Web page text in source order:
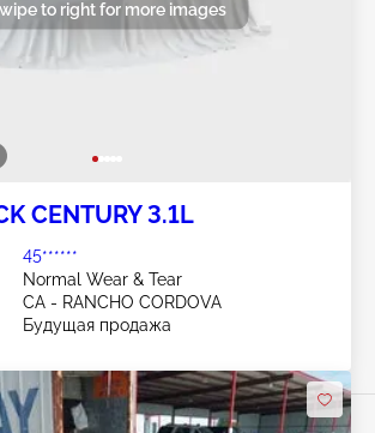
to right for more images
CENTURY 3.1L
45******
Normal Wear & Tear
CA - RANCHO CORDOVA
Будущая продажа